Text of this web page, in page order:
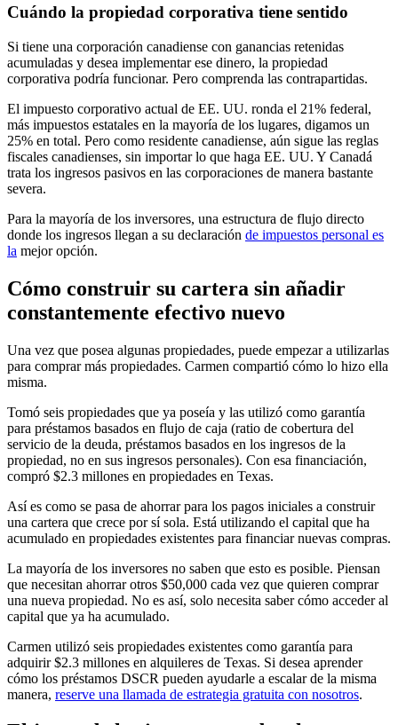
Cuándo la propiedad corporativa tiene sentido
Si tiene una corporación canadiense con ganancias retenidas
acumuladas y desea implementar ese dinero, la propiedad
corporativa podría funcionar. Pero comprenda las contrapartidas.
El impuesto corporativo actual de EE. UU. ronda el 21% federal,
más impuestos estatales en la mayoría de los lugares, digamos un
25% en total. Pero como residente canadiense, aún sigue las reglas
fiscales canadienses, sin importar lo que haga EE. UU. Y Canadá
trata los ingresos pasivos en las corporaciones de manera bastante
severa.
Para la mayoría de los inversores, una estructura de flujo directo
donde los ingresos llegan a su declaración de impuestos personal es
la mejor opción.
Cómo construir su cartera sin añadir
constantemente efectivo nuevo
Una vez que posea algunas propiedades, puede empezar a utilizarlas
para comprar más propiedades. Carmen compartió cómo lo hizo ella
misma.
Tomó seis propiedades que ya poseía y las utilizó como garantía
para préstamos basados en flujo de caja (ratio de cobertura del
servicio de la deuda, préstamos basados en los ingresos de la
propiedad, no en sus ingresos personales). Con esa financiación,
compró $2.3 millones en propiedades en Texas.
Así es como se pasa de ahorrar para los pagos iniciales a construir
una cartera que crece por sí sola. Está utilizando el capital que ha
acumulado en propiedades existentes para financiar nuevas compras.
La mayoría de los inversores no saben que esto es posible. Piensan
que necesitan ahorrar otros $50,000 cada vez que quieren comprar
una nueva propiedad. No es así, solo necesita saber cómo acceder al
capital que ya ha acumulado.
Carmen utilizó seis propiedades existentes como garantía para
adquirir $2.3 millones en alquileres de Texas. Si desea aprender
cómo los préstamos DSCR pueden ayudarle a escalar de la misma
manera, reserve una llamada de estrategia gratuita con nosotros.